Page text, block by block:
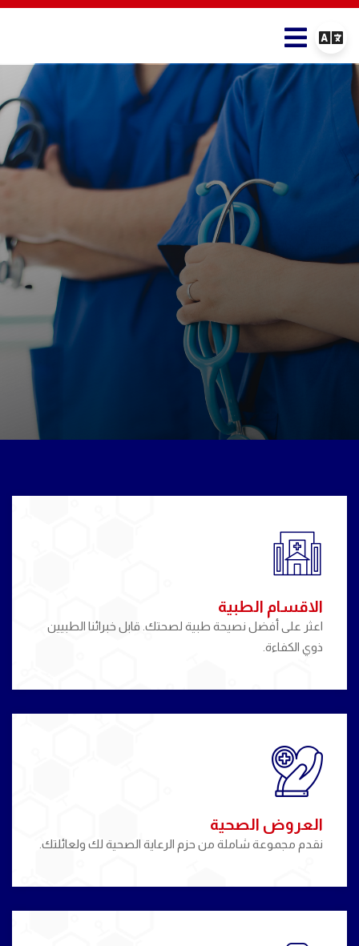
الاقسام الطبية
اعثر على أفضل نصيحة طبية لصحتك. قابل خبرائنا الطبيين
ذوي الكفاءة.
العروض الصحية
نقدم مجموعة شاملة من حزم الرعاية الصحية لك ولعائلتك.